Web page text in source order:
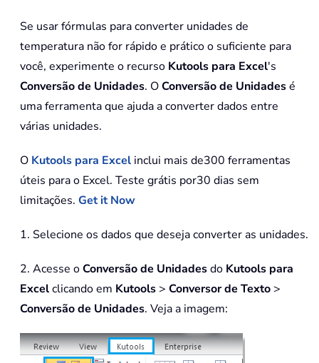
Se usar fórmulas para converter unidades de
temperatura não for rápido e prático o suficiente para
você, experimente o recurso Kutools para Excel's
Conversão de Unidades. OConversão de Unidadesé
uma ferramenta que ajuda a converter dados entre
várias unidades.
O Kutools para Excel inclui mais de300 ferramentas
úteis para o Excel. Teste grátis por30 dias sem
limitações. Get it Now
1. Selecione os dados que deseja converter as unidades.
2. Acesse oConversão de Unidadesdo Kutools para
Excelclicando em Kutools > Conversor de Texto >
Conversão de Unidades. Veja a imagem: